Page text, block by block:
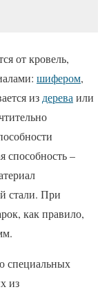
от кровель,
шифером,
из дерева или
способность –
стали. При
как правило,
специальных
из